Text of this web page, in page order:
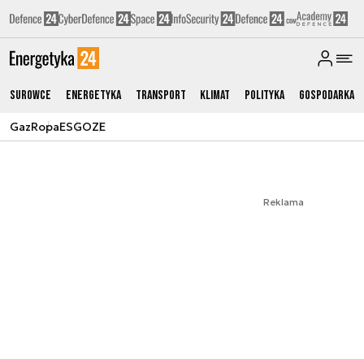
Surowce Energetyka Transport Klimat Polityka Gospodarka
GazRopaESGOZE
Reklama